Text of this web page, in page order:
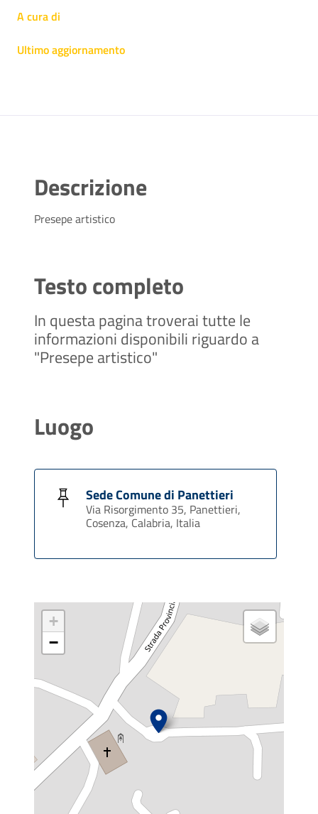
A cura di
Ultimo aggiornamento
Descrizione
Presepe artistico
Testo completo
In questa pagina troverai tutte le
informazioni disponibili riguardo a
"Presepe artistico"
Luogo
Sede Comune di Panettieri
Via Risorgimento 35, Panettieri,
Cosenza, Calabria, Italia
+
−